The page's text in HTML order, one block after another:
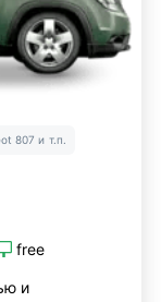
807 и т.п.
free
и